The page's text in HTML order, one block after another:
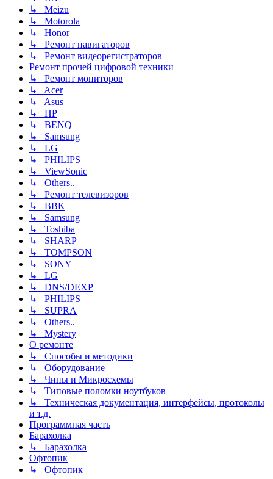
↳ Meizu
↳ Motorola
↳ Honor
↳ Ремонт навигаторов
↳ Ремонт видеорегистраторов
Ремонт прочей цифровой техники
↳ Ремонт мониторов
↳ Acer
↳ Asus
↳ HP
↳ BENQ
↳ Samsung
↳ LG
↳ PHILIPS
↳ ViewSonic
↳ Others..
↳ Ремонт телевизоров
↳ BBK
↳ Samsung
↳ Toshiba
↳ SHARP
↳ TOMPSON
↳ SONY
↳ LG
↳ DNS/DEXP
↳ PHILIPS
↳ SUPRA
↳ Others..
↳ Mystery
О ремонте
↳ Способы и методики
↳ Оборудование
↳ Чипы и Микросхемы
↳ Типовые поломки ноутбуков
↳ Техническая документация, интерфейсы, протоколы
и т.д.
Программная часть
Барахолка
↳ Барахолка
Офтопик
↳ Офтопик